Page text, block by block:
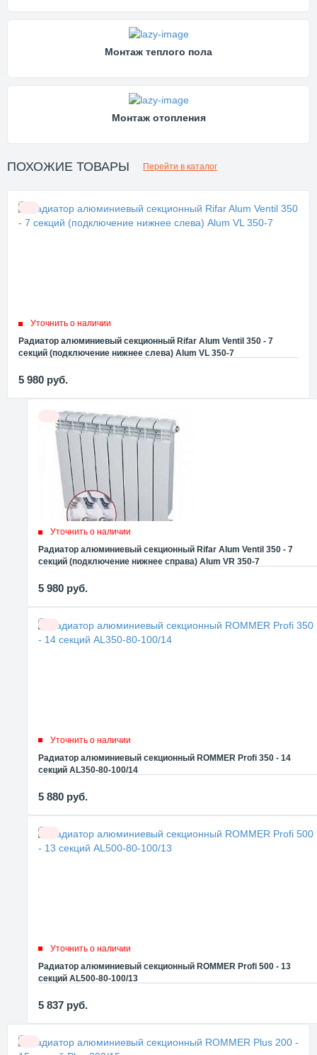
Монтаж теплого пола
Монтаж отопления
ПОХОЖИЕ ТОВАРЫ Перейти в каталог
Уточнить о наличии
Радиатор алюминиевый секционный Rifar Alum Ventil 350 - 7
секций (подключение нижнее слева) Alum VL 350-7
5 980 руб.
Уточнить о наличии
Радиатор алюминиевый секционный Rifar Alum Ventil 350 - 7
секций (подключение нижнее справа) Alum VR 350-7
5 980 руб.
Уточнить о наличии
Радиатор алюминиевый секционный ROMMER Profi 350 - 14
секций AL350-80-100/14
5 880 руб.
Уточнить о наличии
Радиатор алюминиевый секционный ROMMER Profi 500 - 13
секций AL500-80-100/13
5 837 руб.